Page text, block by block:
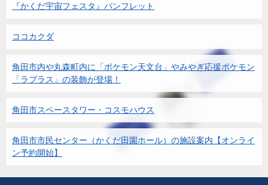
『かくだ宇宙フェスタ』パンフレット
ココカクダ
角田市内や丸森町内に「ポケモン天文台」やみやぎ応援ポケモン
「ラプラス」の装飾が登場！
角田市スペースタワー・コスモハウス
角田市市民センター（かくだ田園ホール）の施設案内【オンライ
ン予約開始】